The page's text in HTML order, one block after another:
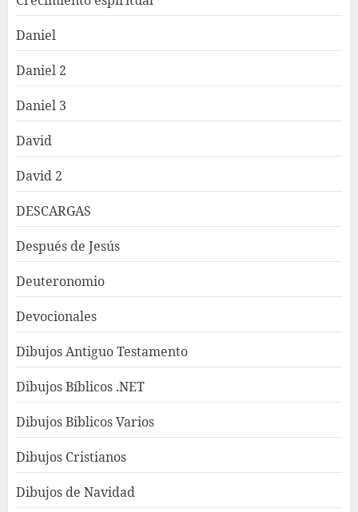
Daniel
Daniel 2
Daniel 3
David
David 2
DESCARGAS
Después de Jesús
Deuteronomio
Devocionales
Dibujos Antiguo Testamento
Dibujos Bíblicos .NET
Dibujos Biblicos Varios
Dibujos Cristianos
Dibujos de Navidad